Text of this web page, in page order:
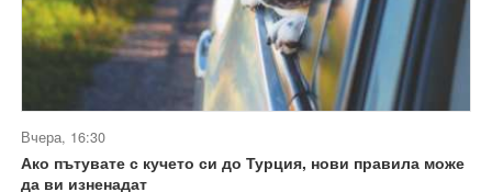
Вчера, 16:30
Ако пътувате с кучето си до Турция, нови правила може
да ви изненадат